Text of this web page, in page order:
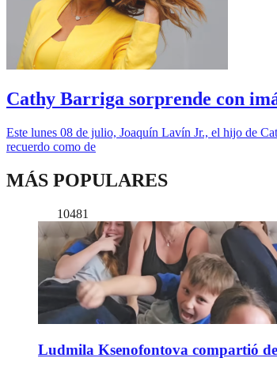
Cathy Barriga sorprende con
Este lunes 08 de julio, Joaquín Lavín Jr., el hijo de
recuerdo como de
MÁS POPULARES
10481
Ludmila Ksenofontova compartió